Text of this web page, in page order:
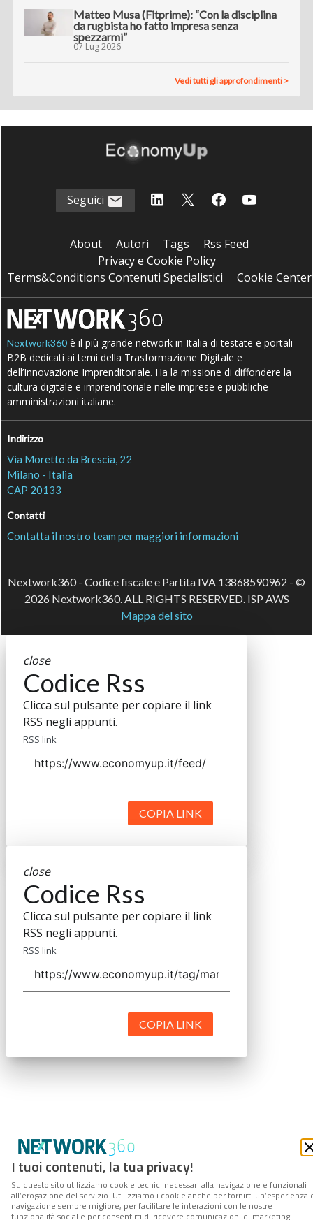
Matteo Musa (Fitprime): “Con la disciplina
da rugbista ho fatto impresa senza
spezzarmi”
07 Lug 2026
Vedi tutti gli approfondimenti >
I tuoi contenuti, la tua privacy!
Su questo sito utilizziamo cookie tecnici necessari alla navigazione e funzionali
all’erogazione del servizio. Utilizziamo i cookie anche per fornirti un’esperienza
navigazione sempre migliore, per facilitare le interazioni con le nostre
funzionalità social e per consentirti di ricevere comunicazioni di marketing
Seguici
About Autori Tags
Rss Feed
Privacy e Cookie Policy
Terms&Conditions Contenuti Specialistici
Cookie Center
Nextwork360 è il più grande network in Italia di testate e portali
B2B dedicati ai temi della Trasformazione Digitale e
dell’Innovazione Imprenditoriale. Ha la missione di diffondere la
cultura digitale e imprenditoriale nelle imprese e pubbliche
amministrazioni italiane.
Indirizzo
Via Moretto da Brescia, 22
Milano - Italia
CAP 20133
Contatti
Contatta il nostro team per maggiori informazioni
Nextwork360 - Codice fiscale e Partita IVA 13868590962 - ©
2026 Nextwork360. ALL RIGHTS RESERVED. ISP AWS
Mappa del sito
close
Codice Rss
Clicca sul pulsante per copiare il link
RSS negli appunti.
RSS link
COPIA LINK
close
Codice Rss
Clicca sul pulsante per copiare il link
RSS negli appunti.
RSS link
COPIA LINK